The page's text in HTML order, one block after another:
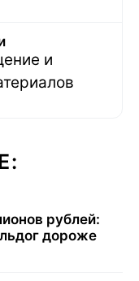
и
рублей:
дороже